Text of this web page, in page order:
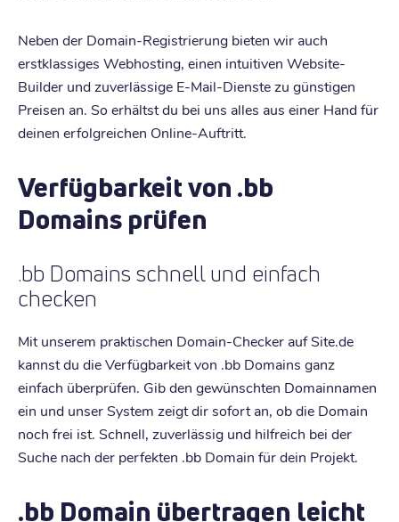
Neben der Domain-Registrierung bieten wir auch
erstklassiges Webhosting, einen intuitiven Website-
Builder und zuverlässige E-Mail-Dienste zu günstigen
Preisen an. So erhältst du bei uns alles aus einer Hand für
deinen erfolgreichen Online-Auftritt.
Verfügbarkeit von .bb
Domains prüfen
.bb Domains schnell und einfach
checken
Mit unserem praktischen Domain-Checker auf Site.de
kannst du die Verfügbarkeit von .bb Domains ganz
einfach überprüfen. Gib den gewünschten Domainnamen
ein und unser System zeigt dir sofort an, ob die Domain
noch frei ist. Schnell, zuverlässig und hilfreich bei der
Suche nach der perfekten .bb Domain für dein Projekt.
.bb Domain übertragen leicht